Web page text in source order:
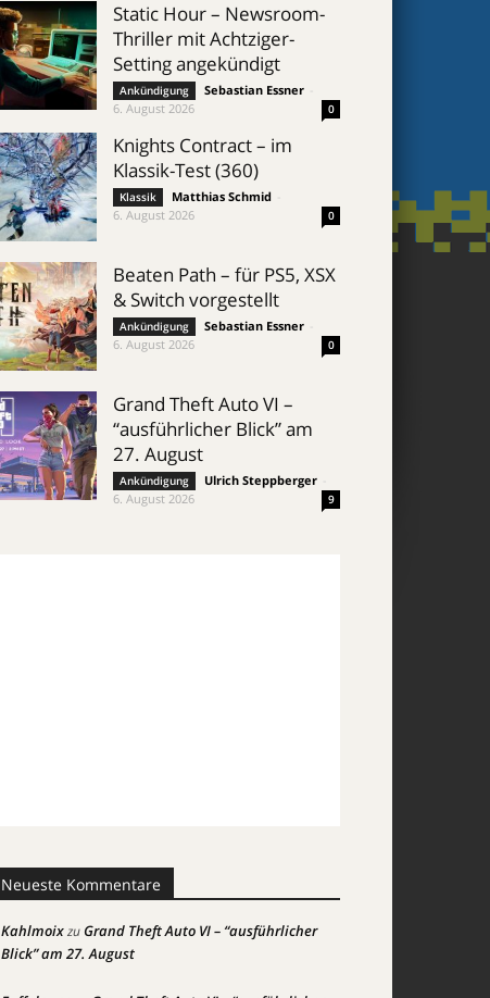
Static Hour – Newsroom-
Thriller mit Achtziger-
Setting angekündigt
Ankündigung Sebastian Essner
6. August 2026
0
Knights Contract – im
Klassik-Test (360)
Klassik Matthias Schmid
6. August 2026
0
Beaten Path – für PS5, XSX
& Switch vorgestellt
Ankündigung Sebastian Essner
6. August 2026
0
Grand Theft Auto VI –
“ausführlicher Blick” am
27. August
Ankündigung Ulrich Steppberger
6. August 2026
9
Neueste Kommentare
KahlmoixzuGrand Theft Auto VI – “ausführlicher
Blick” am 27. August